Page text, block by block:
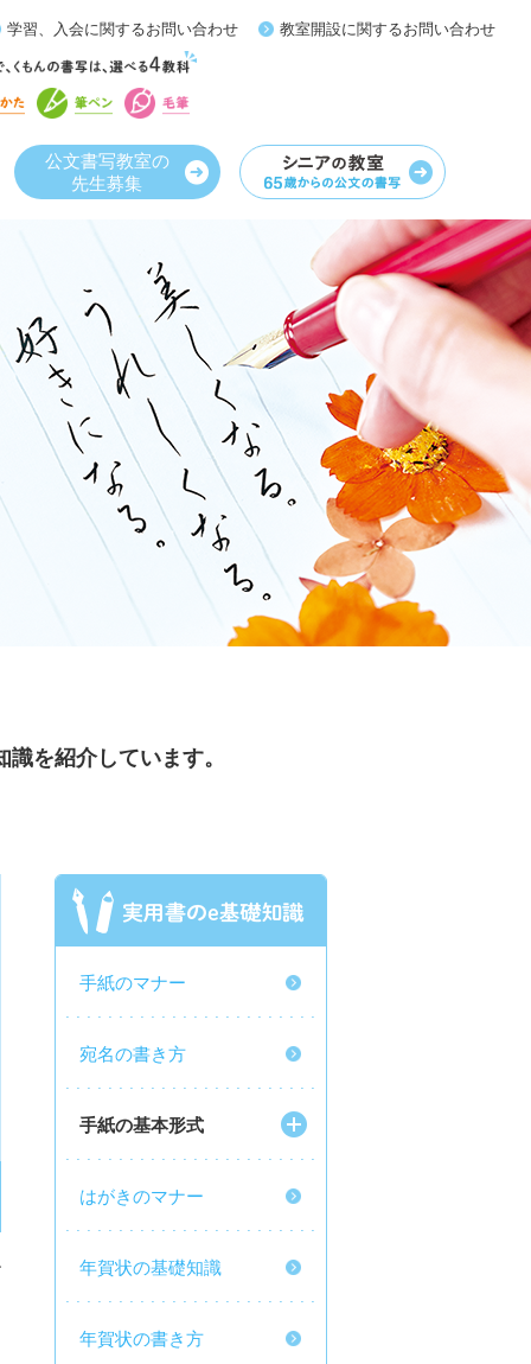
学習、入会に関するお問い合わせ 教室開設に関するお問い合わせ
公文書写教室の
先生募集
を紹介しています。
手紙のマナー
宛名の書き方
手紙の基本形式
はがきのマナー
年賀状の基礎知識
年賀状の書き方